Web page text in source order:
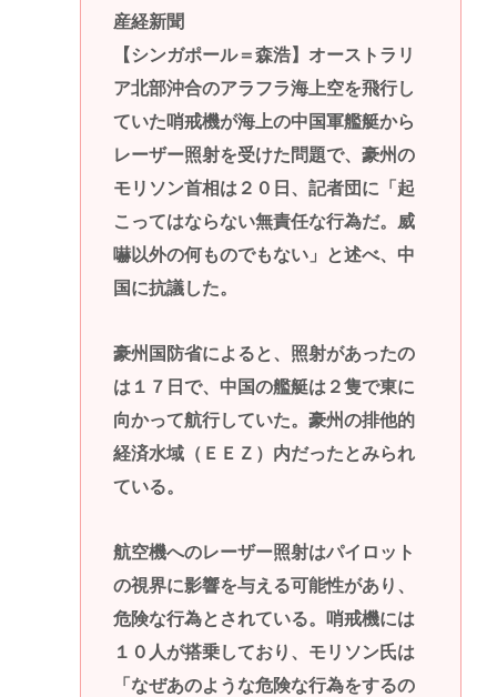
産経新聞
【シンガポール＝森浩】オーストラリ
ア北部沖合のアラフラ海上空を飛行し
ていた哨戒機が海上の中国軍艦艇から
レーザー照射を受けた問題で、豪州の
モリソン首相は２０日、記者団に「起
こってはならない無責任な行為だ。威
嚇以外の何ものでもない」と述べ、中
国に抗議した。
豪州国防省によると、照射があったの
は１７日で、中国の艦艇は２隻で東に
向かって航行していた。豪州の排他的
経済水域（ＥＥＺ）内だったとみられ
ている。
航空機へのレーザー照射はパイロット
の視界に影響を与える可能性があり、
危険な行為とされている。哨戒機には
１０人が搭乗しており、モリソン氏は
「なぜあのような危険な行為をするの